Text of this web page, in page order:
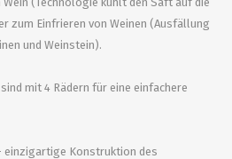
zum Einfrieren von Weinen (Ausfällung
und Weinstein).
mit 4 Rädern für eine einfachere
einzigartige Konstruktion des